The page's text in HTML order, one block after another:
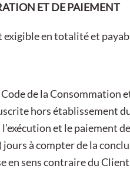
ET DE PAIEMENT
exigible en totalité et
de la Consommation
hors établissement
et le paiement
jours à compter de la
en sens contraire du